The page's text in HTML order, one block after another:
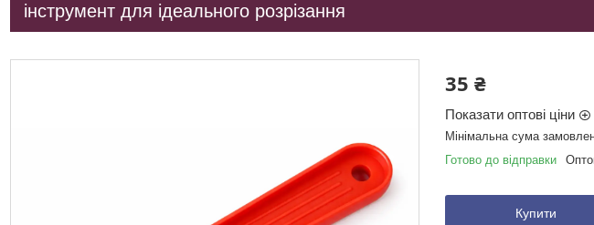
інструмент для ідеального розрізання
35 ₴
Показати оптові ціни
Мінімальна сума
Готово до відправки
Купити